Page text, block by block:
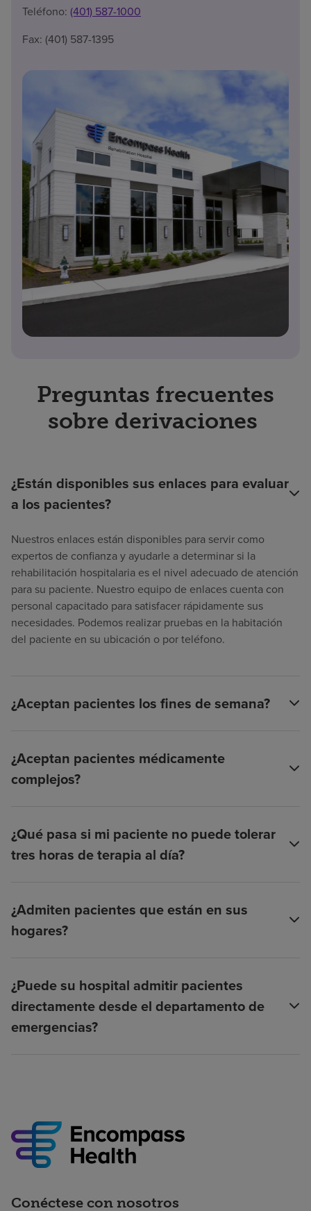
Teléfono: (401) 587-1000
Fax: (401) 587-1395
Preguntas frecuentes
sobre derivaciones
¿Están disponibles sus enlaces para evaluar
a los pacientes?
Nuestros enlaces están disponibles para servir como
expertos de confianza y ayudarle a determinar si la
rehabilitación hospitalaria es el nivel adecuado de atención
para su paciente. Nuestro equipo de enlaces cuenta con
personal capacitado para satisfacer rápidamente sus
necesidades. Podemos realizar pruebas en la habitación
del paciente en su ubicación o por teléfono.
¿Aceptan pacientes los fines de semana?
¿Aceptan pacientes médicamente
complejos?
¿Qué pasa si mi paciente no puede tolerar
tres horas de terapia al día?
¿Admiten pacientes que están en sus
hogares?
¿Puede su hospital admitir pacientes
directamente desde el departamento de
emergencias?
Conéctese con nosotros